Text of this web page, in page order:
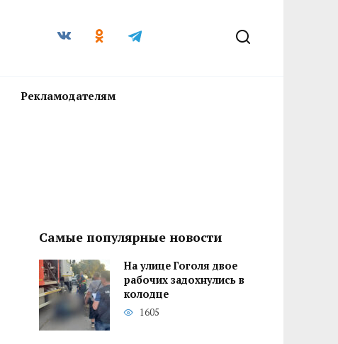
Рекламодателям
Самые популярные новости
На улице Гоголя двое
рабочих задохнулись в
колодце
1605